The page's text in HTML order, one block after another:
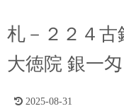
キ
ッ
札－２２４
大徳院 銀一匁
2025-08-31